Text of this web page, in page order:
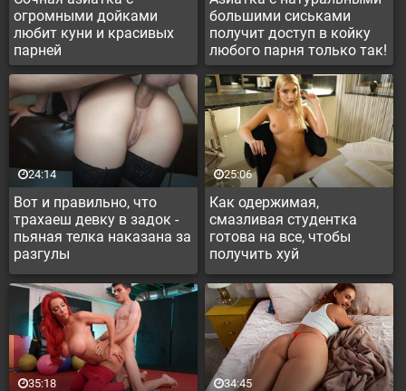
огромными дойками
любит куни и красивых
парней
большими сиськами
получит доступ в койку
любого парня только так!
Вот и правильно, что
трахаеш девку в задок -
пьяная телка наказана за
разгулы
24:14
Как одержимая,
смазливая студентка
готова на все, чтобы
получить хуй
преподавателя
25:06
35:18 34:45